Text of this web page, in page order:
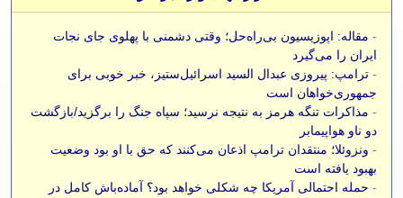
- مقاله: اپوزیسیون بی‌راه‌حل؛ وقتی دشمنی با پهلوی جای نجات
ایران را می‌گیرد
- ترامپ: پیروزی عبدال السید اسرائیل‌ستیز، خبر خوبی برای
جمهوری‌خواهان است
- مذاکرات تنگه هرمز به نتیجه نرسید؛ سپاه جنگ را برگزید/بازگشت
دو ناو هواپیمابر
- ونزوئلا؛ منتقدان ترامپ اذعان می‌کنند که حق با او بود وضعیت
بهبود یافته است
- حمله احتمالی آمریکا چه شکلی خواهد بود؟ آماده‌باش کامل در